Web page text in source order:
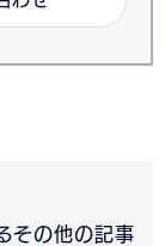
その他の記事